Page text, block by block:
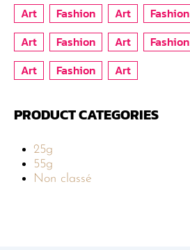
Art Fashion Art Fashion
Art
Fashion Art Fashion
Art
Fashion Art
PRODUCT CATEGORIES
25g
55g
Non classé